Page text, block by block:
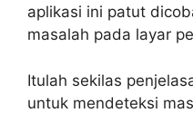
aplikasi ini patut
masalah pada layar
Itulah sekilas
untuk mendeteksi